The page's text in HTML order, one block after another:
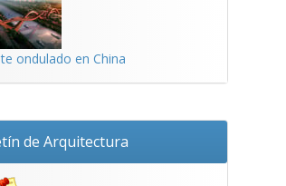
ondulado en China
de Arquitectura